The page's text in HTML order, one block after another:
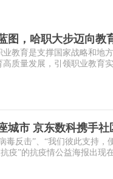
图，哈职大步迈向教
教育是支撑国家战略和地
质量发展，引领职业教育
城市 京东数科携手社
反击”、“我们彼此支持，
疫”的抗疫情公益海报出现